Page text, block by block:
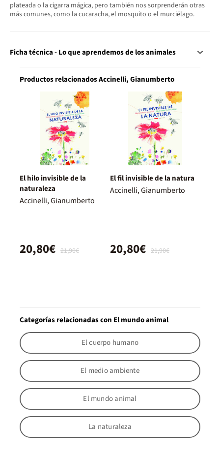
plateada o la cigarra mágica, pero también nos sorprenderán otras
más comunes, como la cucaracha, el mosquito o el murciélago.
Ficha técnica - Lo que aprendemos de los animales
Productos relacionados Accinelli, Gianumberto
El hilo invisible de la
naturaleza
Accinelli, Gianumberto
21,90€
20,80€
El fil invisible de la natura
Accinelli, Gianumberto
21,90€
20,80€
Categorías relacionadas con El mundo animal
El cuerpo humano
El medio ambiente
El mundo animal
La naturaleza